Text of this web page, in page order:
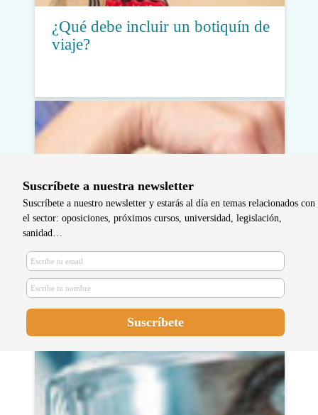
¿Qué debe incluir un botiquín de
viaje?
Aragón creará 106 plazas para
enfermeras especialistas en familiar
y comunitaria
Suscríbete a nuestra newsletter
Suscríbete a nuestro newsletter y estarás al día en temas relacionados con
el sector: oposiciones, próximos cursos, universidad, legislación,
sanidad…